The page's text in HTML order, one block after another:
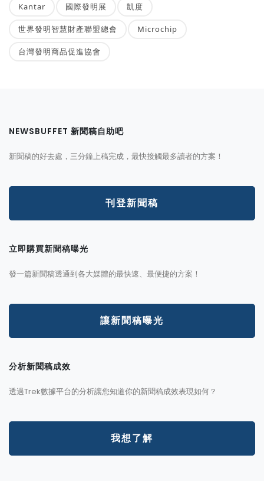
Kantar 國際發明展 凱度
世界發明智慧財產聯盟總會 Microchip
台灣發明商品促進協會
NEWSBUFFET 新聞稿自助吧
新聞稿的好去處，三分鐘上稿完成，最快接觸最多讀者的方案！
刊登新聞稿
立即購買新聞稿曝光
發一篇新聞稿透通到各大媒體的最快速、最便捷的方案！
讓新聞稿曝光
分析新聞稿成效
透過Trek數據平台的分析讓您知道你的新聞稿成效表現如何？
我想了解